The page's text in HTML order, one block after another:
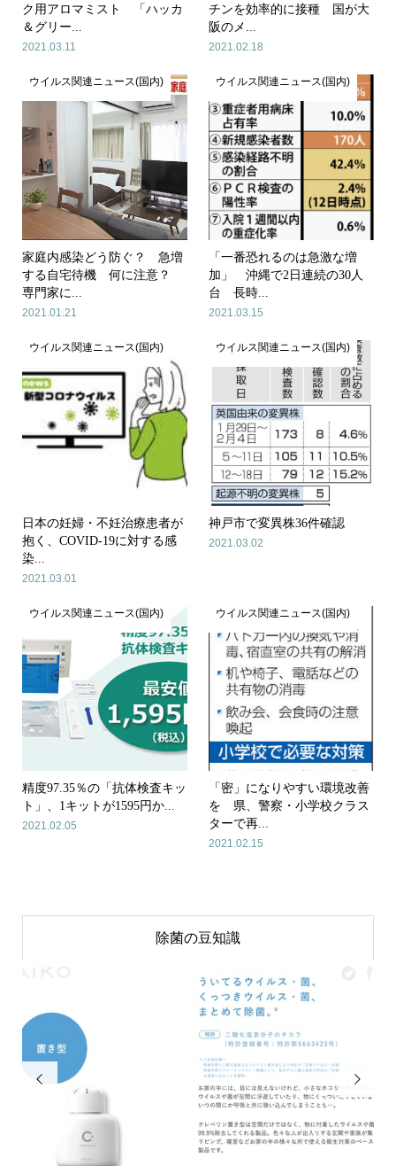
ク用アロマミスト 「ハッカ
＆グリー...
2021.03.11
チンを効率的に接種 国が大
阪のメ...
2021.02.18
ウイルス関連ニュース(国内)
家庭内感染どう防ぐ？ 急増
する自宅待機 何に注意？
専門家に...
2021.01.21
ウイルス関連ニュース(国内)
「一番恐れるのは急激な増
加」 沖縄で2日連続の30人
台 長時...
2021.03.15
ウイルス関連ニュース(国内)
日本の妊婦・不妊治療患者が
抱く、COVID-19に対する感
染...
2021.03.01
ウイルス関連ニュース(国内)
神戸市で変異株36件確認
2021.03.02
ウイルス関連ニュース(国内)
精度97.35％の「抗体検査キッ
ト」、1キットが1595円か...
2021.02.05
ウイルス関連ニュース(国内)
「密」になりやすい環境改善
を 県、警察・小学校クラス
ターで再...
2021.02.15
除菌の豆知識
 